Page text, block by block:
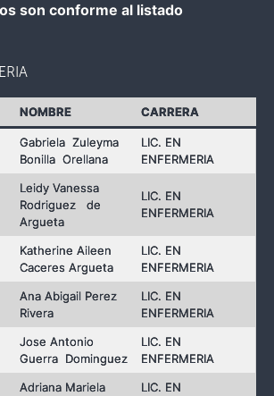
son conforme al listado
NOMBRE CARRERA
Gabriela Zuleyma
Bonilla Orellana
LIC. EN
ENFERMERIA
Leidy Vanessa
Rodriguez de
Argueta
LIC. EN
ENFERMERIA
Katherine Aileen
Caceres Argueta
LIC. EN
ENFERMERIA
Ana Abigail Perez
Rivera
LIC. EN
ENFERMERIA
Jose Antonio
Guerra Dominguez
LIC. EN
ENFERMERIA
Adriana Mariela
LIC. EN